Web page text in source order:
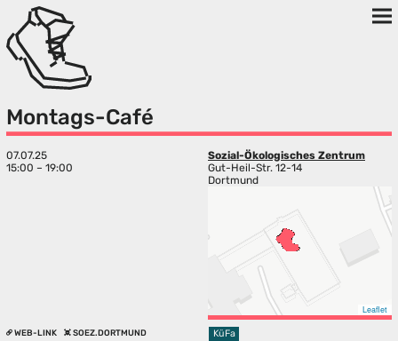
Montags-Café
07.07.25
15:00 – 19:00
Sozial-Ökologisches Zentrum
Gut-Heil-Str. 12-14
Dortmund
Leaflet
WEB-LINK SOEZ.DORTMUND KüFa